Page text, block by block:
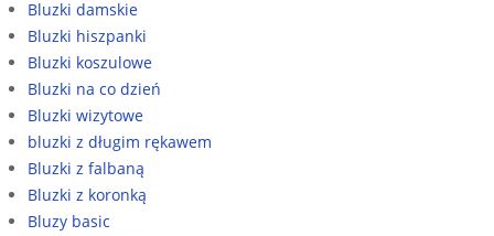
Bluzki damskie
Bluzki hiszpanki
Bluzki koszulowe
Bluzki na co dzień
Bluzki wizytowe
bluzki z długim rękawem
Bluzki z falbaną
Bluzki z koronką
Bluzy basic